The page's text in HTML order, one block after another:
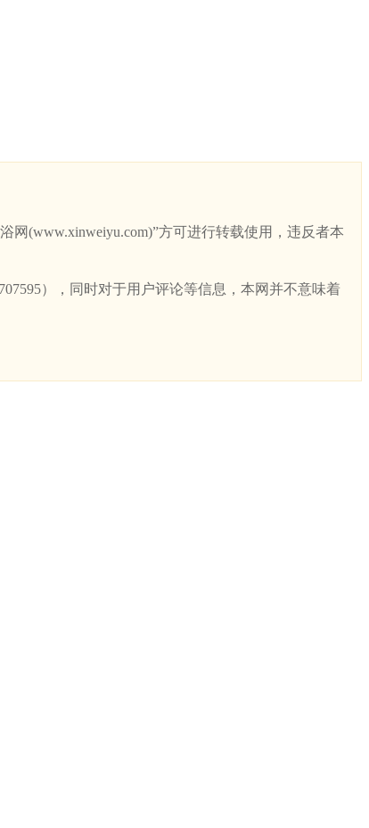
(www.xinweiyu.com)”方可进行转载使用，违反者本
），同时对于用户评论等信息，本网并不意味着